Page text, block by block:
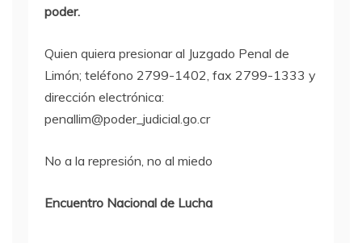
poder.
Quien quiera presionar al Juzgado Penal de
Limón; teléfono 2799-1402, fax 2799-1333 y
dirección electrónica:
penallim@poder_judicial.go.cr
No a la represión, no al miedo
Encuentro Nacional de Lucha